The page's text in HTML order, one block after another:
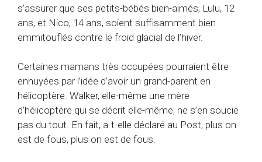
s’assurer que ses petits-bébés bien-aimés, Lulu, 12
ans, et Nico, 14 ans, soient suffisamment bien
emmitouflés contre le froid glacial de l’hiver.
Certaines mamans très occupées pourraient être
ennuyées par l’idée d’avoir un grand-parent en
hélicoptère. Walker, elle-même une mère
d’hélicoptère qui se décrit elle-même, ne s’en soucie
pas du tout. En fait, a-t-elle déclaré au Post, plus on
est de fous, plus on est de fous.